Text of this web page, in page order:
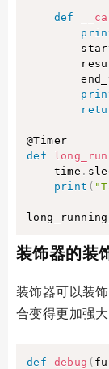
def
def
    time
.
print (
装饰器的装
装饰器可以装
合变得更加强大
def debug (